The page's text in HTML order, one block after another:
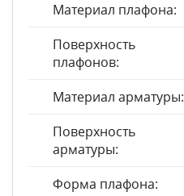
Материал плафона:
Поверхность
плафонов:
Материал арматуры:
Поверхность
арматуры:
Форма плафона: